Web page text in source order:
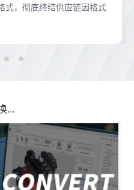
式，彻底终结供应链因格式
...